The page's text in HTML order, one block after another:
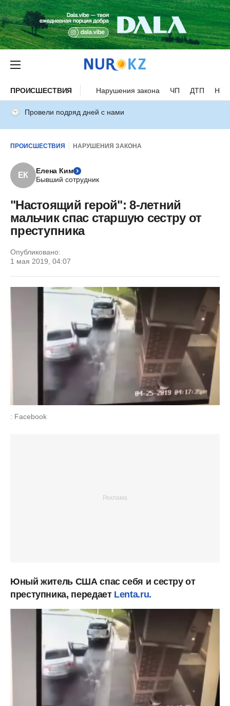
ПРОИСШЕСТВИЯ Нарушения закона ЧП ДТП
Провели подряд дней с нами
ПРОИСШЕСТВИЯ НАРУШЕНИЯ ЗАКОНА
ЕК
Елена Ким
Бывший сотрудник
"Настоящий герой": 8-летний
мальчик спас старшую сестру от
преступника
Опубликовано:
1 мая 2019, 04:07
: Facebook
Юный житель США спас себя и сестру от
преступника, передает Lenta.ru.